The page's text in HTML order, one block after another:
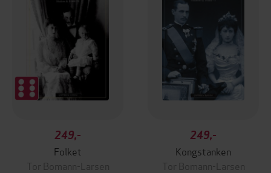
249,-
Folket
Tor Bomann-Larsen
249,-
Kongstanken
Tor Bomann-Larsen